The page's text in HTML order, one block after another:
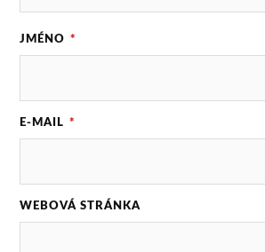
JMÉNO *
E-MAIL *
WEBOVÁ STRÁNKA